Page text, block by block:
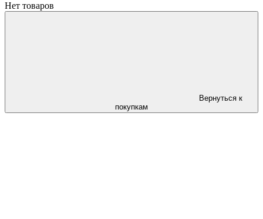
Нет товаров
Вернуться к
покупкам